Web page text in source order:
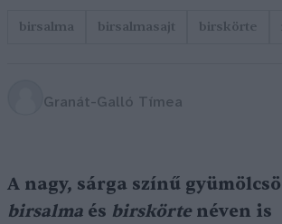
birsalma birsalmasajt birskörte
Granát-Galló Tímea
A nagy, sárga színű
birsalma és birskörtenéven is